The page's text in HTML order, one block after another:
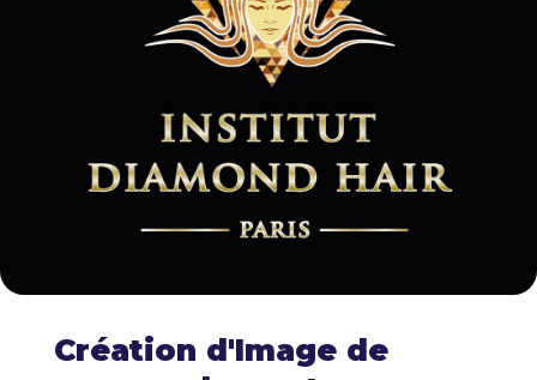
Création d'Image de